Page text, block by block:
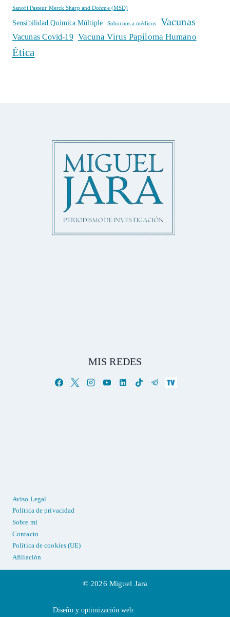
Sanofi Pasteur Merck Sharp and Dohme (MSD)
Sensibilidad Química Múltiple Sobornos a médicos Vacunas
Vacunas Covid-19 Vacuna Virus Papiloma Humano
Ética
MIS REDES
Aviso Legal
Política de privacidad
Sobre mí
Contacto
Política de cookies (UE)
Afiliación
© 2026 Miguel Jara
Diseño y optimización web: